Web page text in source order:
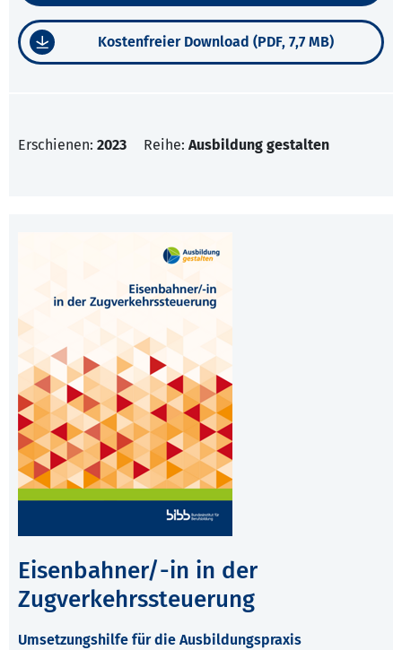
Kostenfreier Download (PDF, 7,7 MB)
Erschienen: 2023 Reihe: Ausbildung gestalten
Eisenbahner/-in in der
Zugverkehrssteuerung
Umsetzungshilfe für die Ausbildungspraxis